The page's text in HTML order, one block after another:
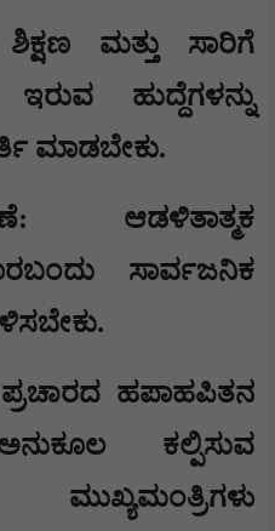
ಮತ್ತು ಸಾರಿಗೆ
ಹುದ್ದೆಗಳನ್ನು
ಮಾಡಬೇಕು.
ಆಡಳಿತಾತ್ಮಕ
ಸಾರ್ವಜನಿಕ
ಪ್ರಚಾರದ ಹಪಾಹಪಿತನ
ಕಲ್ಪಿಸುವ